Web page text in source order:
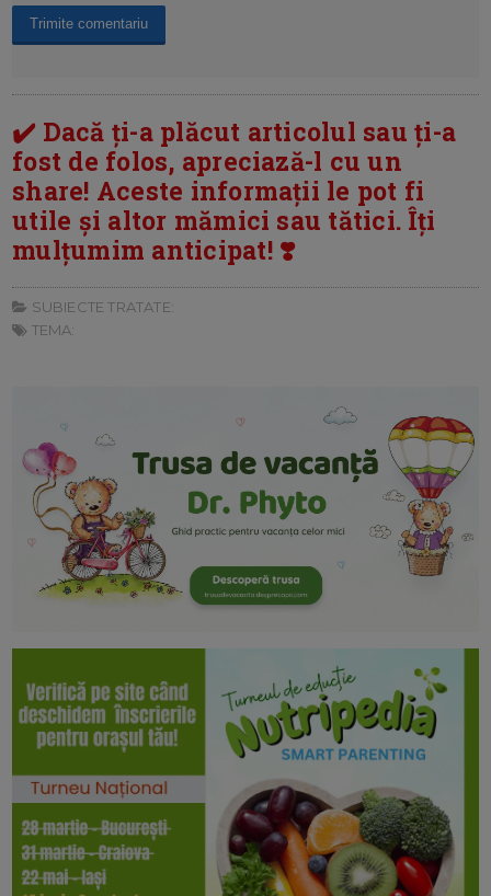
✔️ Dacă ți-a plăcut articolul sau ți-a
fost de folos, apreciază-l cu un
share! Aceste informații le pot fi
utile și altor mămici sau tătici. Îți
mulțumim anticipat! ❣️
SUBIECTE TRATATE:
TEMA: